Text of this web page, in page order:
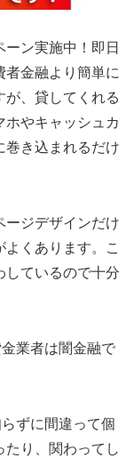
ン実施中！即日
者金融より簡単に
が、貸してくれる
ホやキャッシュカ
巻き込まれるだけ
ジデザインだけ
くあります。こ
しているので十分
業者は闇金融で
ずに間違って個
たり、関わってし